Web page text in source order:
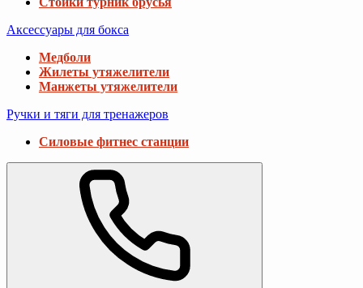
Аксессуары для бокса
Медболи
Жилеты утяжелители
Манжеты утяжелители
Ручки и тяги для тренажеров
Силовые фитнес станции